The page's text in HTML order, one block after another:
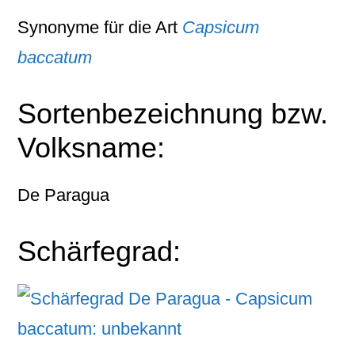
Synonyme für die Art Capsicum
baccatum
Sortenbezeichnung bzw.
Volksname:
De Paragua
Schärfegrad: